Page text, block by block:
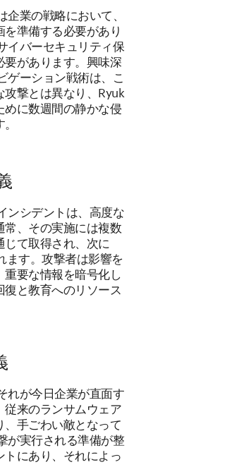
業の戦略において、
準備する必要があり
イバーセキュリティ保
があります。興味深
ゲーション戦術は、こ
撃とは異なり、Ryuk
に数週間の静かな侵
ンシデントは、高度な
、その実施には複数
て取得され、次に
す。攻撃者は影響を
要な情報を暗号化し
と教育へのリソース
れが今日企業が直面す
来のランサムウェア
手ごわい敵となって
が実行される準備が整
にあり、それによっ